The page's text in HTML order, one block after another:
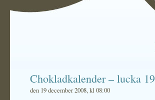
Chokladkalender – lucka 19
den 19 december 2008, kl 08:00